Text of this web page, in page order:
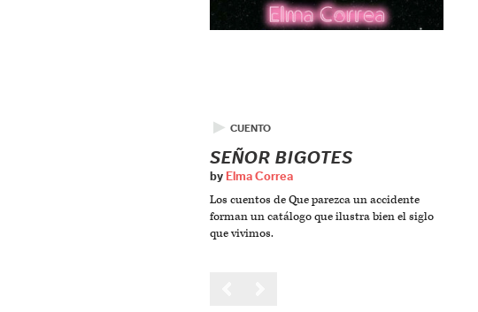
▶ CUENTO
SEÑOR BIGOTES
by Elma Correa
Los cuentos de Que parezca un accidente
forman un catálogo que ilustra bien el siglo
que vivimos.